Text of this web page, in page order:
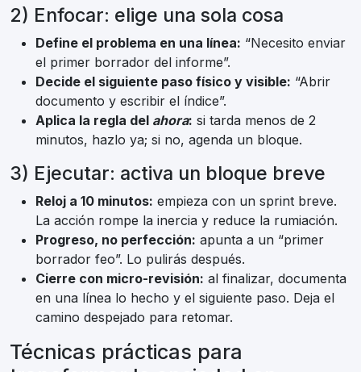
2) Enfocar: elige una sola cosa
Define el problema en una línea: “Necesito enviar
el primer borrador del informe”.
Decide el siguiente paso físico y visible: “Abrir
documento y escribir el índice”.
Aplica la regla del ahora: si tarda menos de 2
minutos, hazlo ya; si no, agenda un bloque.
3) Ejecutar: activa un bloque breve
Reloj a 10 minutos: empieza con un sprint breve.
La acción rompe la inercia y reduce la rumiación.
Progreso, no perfección: apunta a un “primer
borrador feo”. Lo pulirás después.
Cierre con micro-revisión: al finalizar, documenta
en una línea lo hecho y el siguiente paso. Deja el
camino despejado para retomar.
Técnicas prácticas para